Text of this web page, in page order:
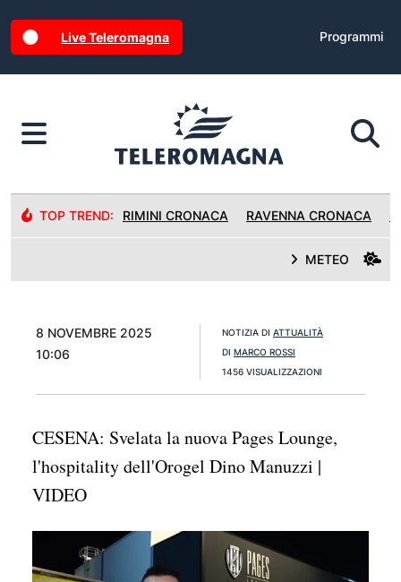
Live Teleromagna Programmi
TOP TREND: RIMINI CRONACA RAVENNA CRONACA
METEO
8 NOVEMBRE 2025
10:06
NOTIZIA DI ATTUALITÀ
DI MARCO ROSSI
1456 VISUALIZZAZIONI
CESENA: Svelata la nuova Pages Lounge,
l'hospitality dell'Orogel Dino Manuzzi |
VIDEO